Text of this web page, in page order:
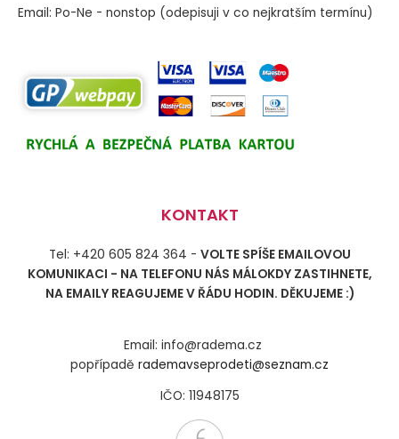
Email: Po-Ne - nonstop (odepisuji v co nejkratším termínu)
KONTAKT
Tel: +420 605 824 364 - VOLTE SPÍŠE EMAILOVOU
KOMUNIKACI - NA TELEFONU NÁS MÁLOKDY ZASTIHNETE,
NA EMAILY REAGUJEME V ŘÁDU HODIN. DĚKUJEME :)
Email: info@radema.cz
popřípadě rademavseprodeti@seznam.cz
IČO: 11948175